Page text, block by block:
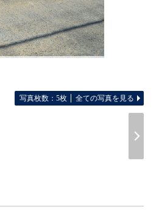
写真枚数：5枚 全ての写真を見る